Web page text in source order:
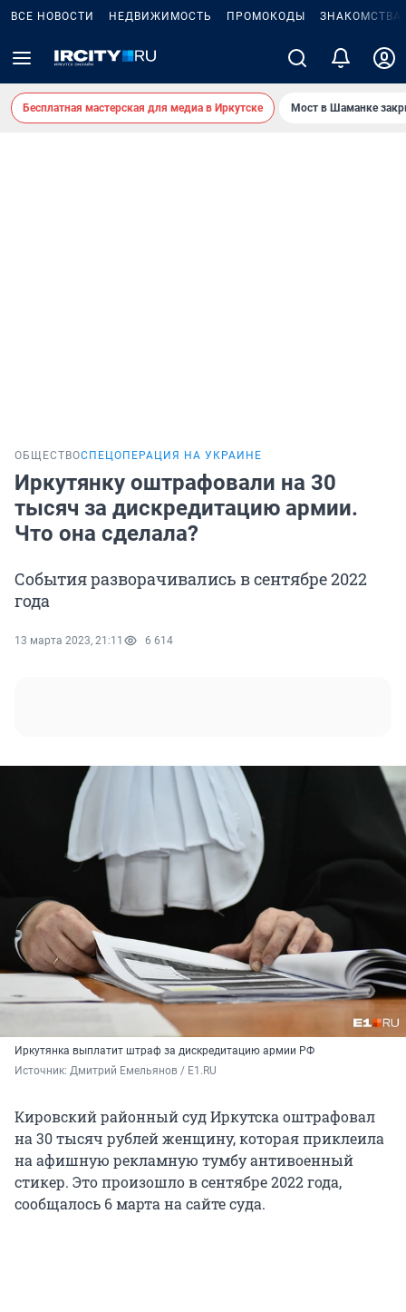
ВСЕ НОВОСТИ НЕДВИЖИМОСТЬ ПРОМОКОДЫ ЗНАКОМСТВА
Бесплатная мастерская для медиа в Иркутске Мост в Шаманке
ОБЩЕСТВОСПЕЦОПЕРАЦИЯ НА УКРАИНЕ
Иркутянку оштрафовали на 30
тысяч за дискредитацию армии.
Что она сделала?
События разворачивались в сентябре 2022
года
13 марта 2023, 21:11 6 614
Иркутянка выплатит штраф за дискредитацию армии РФ
Источник: Дмитрий Емельянов / E1.RU
Кировский районный суд Иркутска оштрафовал
на 30 тысяч рублей женщину, которая приклеила
на афишную рекламную тумбу антивоенный
стикер. Это произошло в сентябре 2022 года,
сообщалось 6 марта на сайте суда.